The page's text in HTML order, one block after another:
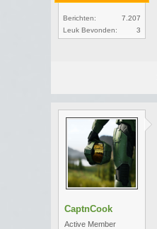
Berichten:
7.207
Leuk Bevonden:
3
CaptnCook
Active Member